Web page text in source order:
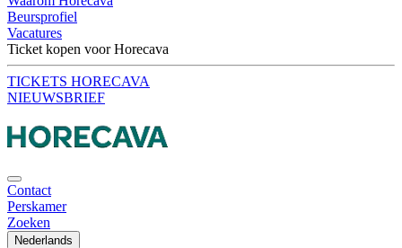
Beursprofiel
Vacatures
Ticket kopen voor Horecava
TICKETS HORECAVA
NIEUWSBRIEF
Contact
Perskamer
Zoeken
Nederlands